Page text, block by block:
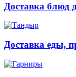
Доставка блюд
Доставка еды,